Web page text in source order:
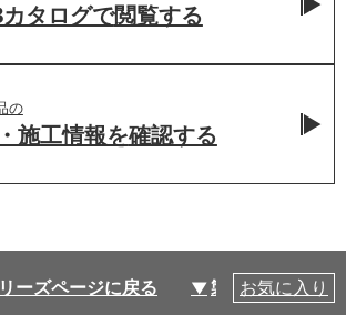
タログで閲覧する
の
施工情報を確認する
ーズページに戻る 製品仕様
お気に入り